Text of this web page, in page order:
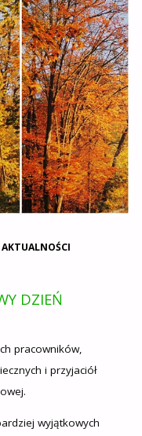
AKTUALNOŚCI
DZIEŃ
pracowników,
i przyjaciół
wyjątkowych